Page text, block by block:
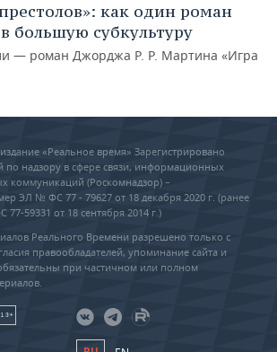
как один роман
большую субкультуру
— роман Джорджа Р. Р. Мартина «Игра
«Реальное время» Зарегистрировано
по надзору в сфере связи, информационных
коммуникаций (Роскомнадзор) –
ЭЛ № ФС 77 - 79627 от 18 декабря 2020 г. (ранее
59331 от 18 сентября 2014 г.)
Реального Времени разрешено только с
правообладателей, упоминание сайта и
при частичном или полном
18+